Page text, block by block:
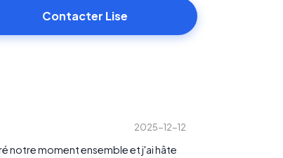
Contacter Lise
2025-12-12
notre moment ensemble et j'ai hâte